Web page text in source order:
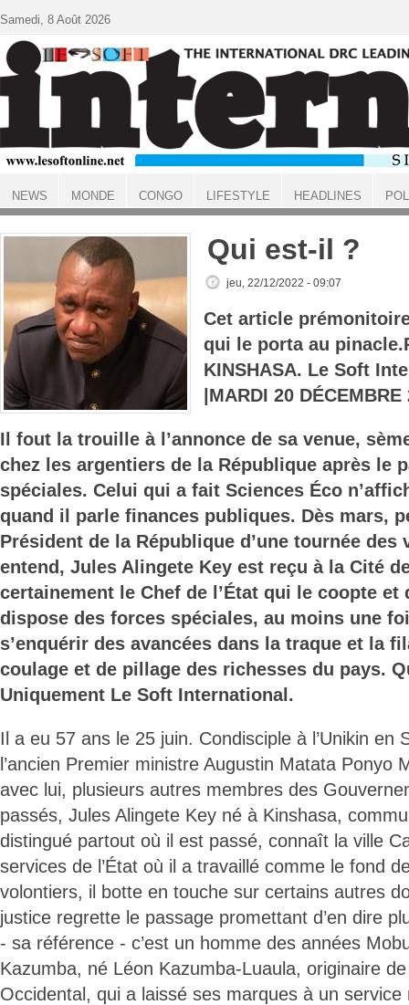
ACCUEIL
Qui est-il ?
jeu, 22/12/2022 - 09:07
Cet article
qui le porta au pinacle.
KINSHASA. Le Soft
|MARDI 20 DÉCEMBRE
Il fout la trouille à l’annonce de sa venue,
chez les argentiers de la République après le
spéciales. Celui qui a fait Sciences Éco
quand il parle finances publiques. Dès mars,
Président de la République d’une tournée
entend, Jules Alingete Key est reçu à la Cité
certainement le Chef de l’État qui le coopte
dispose des forces spéciales, au moins une
s’enquérir des avancées dans la traque et la
coulage et de pillage des richesses du pays.
Uniquement Le Soft International.
Il a eu 57 ans le 25 juin. Condisciple à l’Unikin en
l’ancien Premier ministre Augustin Matata Ponyo
avec lui, plusieurs autres membres des
passés, Jules Alingete Key né à Kinshasa,
distingué partout où il est passé, connaît la ville
services de l’État où il a travaillé comme le fond
volontiers, il botte en touche sur certains autres
justice regrette le passage promettant d’en dire
- sa référence - c’est un homme des années
Kazumba, né Léon Kazumba-Luaula, originaire de
Occidental, qui a laissé ses marques à un service
Samedi, 8 Août 2026
NEWS MONDE CONGO LIFESTYLE HEADLINES